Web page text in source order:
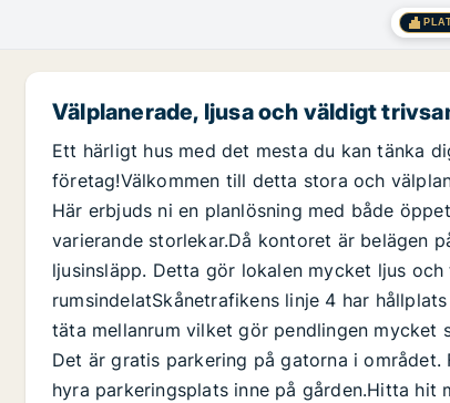
Välplanerade, ljusa och väldigt
Ett härligt hus med det mesta du kan tänka
företag!Välkommen till detta stora och
Här erbjuds ni en planlösning med både
varierande storlekar.Då kontoret är belägen
ljusinsläpp. Detta gör lokalen mycket ljus
rumsindelatSkånetrafikens linje 4 har
täta mellanrum vilket gör pendlingen mycket
Det är gratis parkering på gatorna i
hyra parkeringsplats inne på gården.Hitta